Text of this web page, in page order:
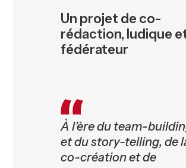
Un projet de co-
rédaction, ludique
fédérateur
À l’ère du team-
et du story-telling, de
co-création et de